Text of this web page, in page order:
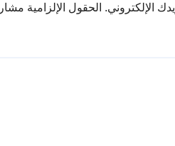
الإلكتروني. الحقول الإلزامية مشار